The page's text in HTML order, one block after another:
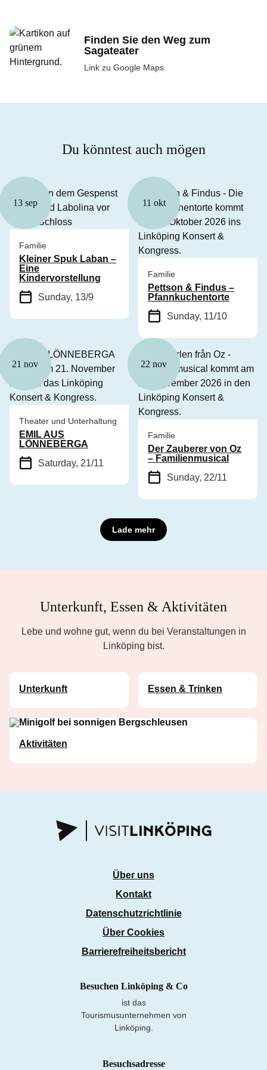
Finden Sie den Weg zum
Sagateater
Link zu Google Maps.
Du könntest auch mögen
13 sep
Familie
Kleiner Spuk Laban –
Eine
Kindervorstellung
Sunday, 13/9
11 okt
Familie
Pettson & Findus –
Pfannkuchentorte
Sunday, 11/10
21 nov
Theater und Unterhaltung
EMIL AUS
LÖNNEBERGA
Saturday, 21/11
22 nov
Familie
Der Zauberer von Oz
– Familienmusical
Sunday, 22/11
Lade mehr
Unterkunft, Essen & Aktivitäten
Lebe und wohne gut, wenn du bei Veranstaltungen in
Linköping bist.
Unterkunft Essen & Trinken
Aktivitäten
Über uns
Kontakt
Datenschutzrichtlinie
Über Cookies
Barrierefreiheitsbericht
Besuchen Linköping & Co
ist das
Tourismusunternehmen von
Linköping.
Besuchsadresse